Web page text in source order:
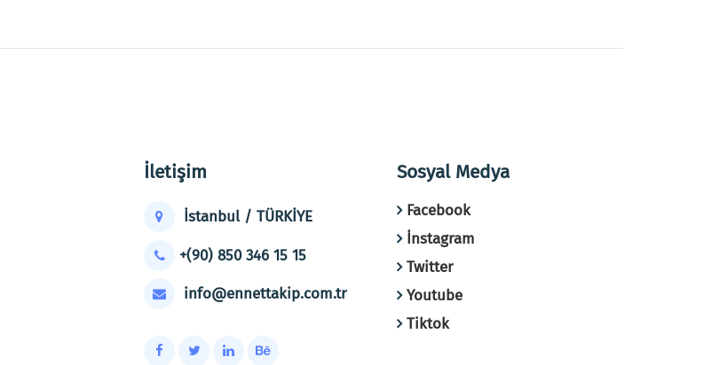
İletişim
İstanbul / TÜRKİYE
+(90) 850 346 15 15
info@ennettakip.com.tr
Sosyal Medya
Facebook
İnstagram
Twitter
Youtube
Tiktok